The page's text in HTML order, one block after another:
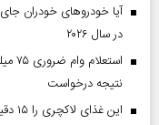
آیا خودروهای خودران
در سال ۲۰۲۶
نتیجه درخواست
این غذای لاکچری را ۱۵ دقیقه‌ای آماده کنید